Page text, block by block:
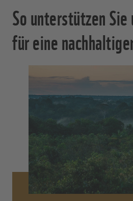
So unterstützen
für eine